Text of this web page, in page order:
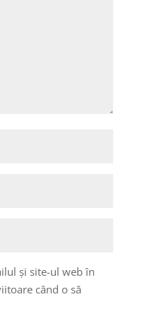
și site-ul web în
când o să